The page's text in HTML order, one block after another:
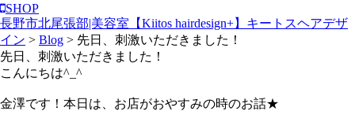
SHOP
長野市北尾張部|美容室【Kiitos hairdesign+】キートスヘアデザ
イン > Blog > 先日、刺激いただきました！
先日、刺激いただきました！
こんにちは^_^
金澤です！本日は、お店がおやすみの時のお話★